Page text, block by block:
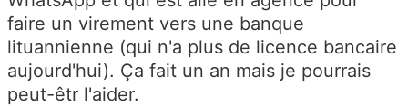
faire un virement vers une banque
lituannienne (qui n'a plus de licence bancaire
aujourd'hui). Ça fait un an mais je pourrais
peut-êtr l'aider.